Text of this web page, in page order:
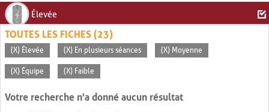
Élevée
TOUTES LES FICHES (23)
(X) Élevée (X) En plusieurs séances (X) Moyenne
(X) Équipe (X) Faible
Votre recherche n'a donné aucun résultat